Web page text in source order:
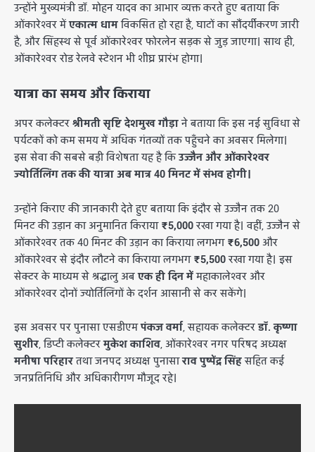
​उन्होंने मुख्यमंत्री डॉ. मोहन यादव का आभार व्यक्त करते हुए बताया कि
ओंकारेश्वर मेंएकात्म धामविकसित हो रहा है, घाटों का सौंदर्यीकरण जारी
है, और सिंहस्थ से पूर्व ओंकारेश्वर फोरलेन सड़क से जुड़ जाएगा। साथ ही,
ओंकारेश्वर रोड रेलवे स्टेशन भी शीघ्र प्रारंभ होगा।
यात्रा का समय और किराया
​अपर कलेक्टरश्रीमती सृष्टि देशमुख गौड़ाने बताया कि इस नई सुविधा से
पर्यटकों को कम समय में अधिक गंतव्यों तक पहुँचने का अवसर मिलेगा।
इस सेवा की सबसे बड़ी विशेषता यह है किउज्जैन और ओंकारेश्वर
ज्योर्तिलिंग तक की यात्रा अब मात्र 40 मिनट में संभव होगी।
​उन्होंने किराए की जानकारी देते हुए बताया कि इंदौर से उज्जैन तक 20
मिनट की उड़ान का अनुमानित किराया₹5,000रखा गया है। वहीं, उज्जैन से
ओंकारेश्वर तक 40 मिनट की उड़ान का किराया लगभग₹6,500और
ओंकारेश्वर से इंदौर लौटने का किराया लगभग₹5,500रखा गया है। इस
सेक्टर के माध्यम से श्रद्धालु अबएक ही दिन मेंमहाकालेश्वर और
ओंकारेश्वर दोनों ज्योर्तिलिंगों के दर्शन आसानी से कर सकेंगे।
इस अवसर पर पुनासा एसडीएमपंकज वर्मा, सहायक कलेक्टरडॉ. कृष्णा
सुशीर, डिप्टी कलेक्टरमुकेश काशिव, ओंकारेश्वर नगर परिषद अध्यक्ष
मनीषा परिहारतथा जनपद अध्यक्ष पुनासाराव पुष्पेंद्र सिंहसहित कई
जनप्रतिनिधि और अधिकारीगण मौजूद रहे।